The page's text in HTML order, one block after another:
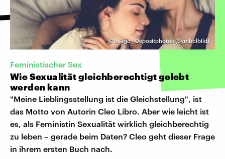
©Imago | Depositphotos (Symbolbild)
Feministischer Sex
Wie Sexualität gleichberechtigt gelebt
werden kann
"Meine Lieblingsstellung ist die Gleichstellung", ist
das Motto von Autorin Cleo Libro. Aber wie leicht ist
es, als Feministin Sexualität wirklich gleichberechtig
zu leben – gerade beim Daten? Cleo geht dieser Frage
in ihrem ersten Buch nach.